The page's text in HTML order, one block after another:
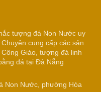
tượng đá Non Nước uy
cung cấp các sản
Giáo, tượng đá linh
đá tại Đà Nẵng
Non Nước, phường Hòa